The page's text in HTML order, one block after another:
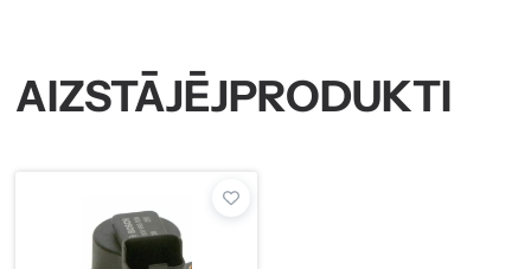
AIZSTĀJĒJPRODUKTI